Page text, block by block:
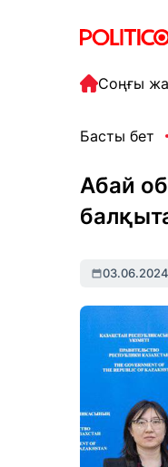
Соңғы
Басты бет
Абай
03.06.2024